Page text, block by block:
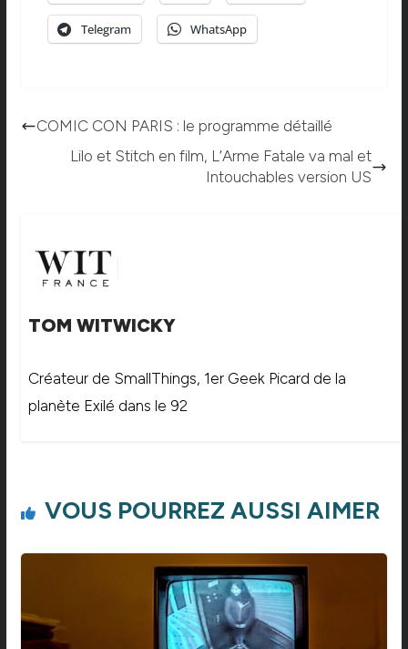
Telegram WhatsApp
COMIC CON PARIS : le programme détaillé
Lilo et Stitch en film, L’Arme Fatale va mal et
Intouchables version US
TOM WITWICKY
Créateur de SmallThings, 1er Geek Picard de la
planète Exilé dans le 92
VOUS POURREZ AUSSI AIMER